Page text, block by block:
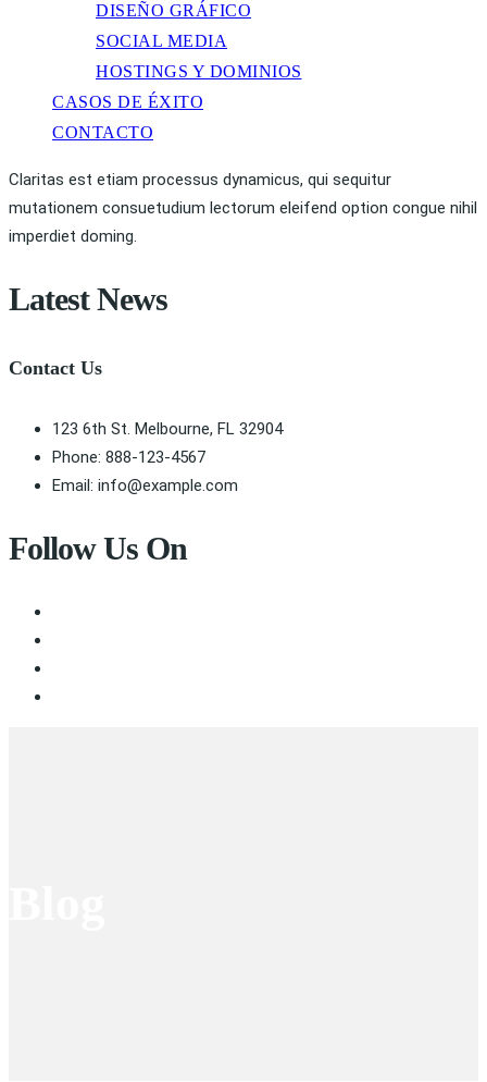
DISEÑO GRÁFICO
SOCIAL MEDIA
HOSTINGS Y DOMINIOS
CASOS DE ÉXITO
CONTACTO
Claritas est etiam processus dynamicus, qui sequitur
mutationem consuetudium lectorum eleifend option congue nihil
imperdiet doming.
Latest News
Contact Us
123 6th St. Melbourne, FL 32904
Phone: 888-123-4567
Email: info@example.com
Follow Us On